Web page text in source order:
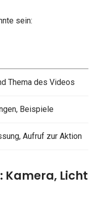
sein:
Thema des Videos
Beispiele
Aufruf zur Aktion
Kamera, Licht